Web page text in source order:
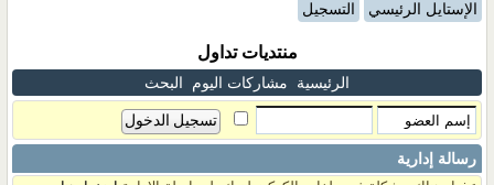
الإستايل الرئيسي التسجيل
منتديات تداول
الرئيسية مشاركات اليوم البحث
رسالة إدارية